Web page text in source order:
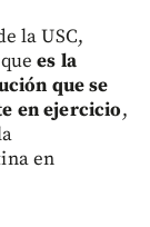
la USC,
es la
que se
en ejercicio,
en